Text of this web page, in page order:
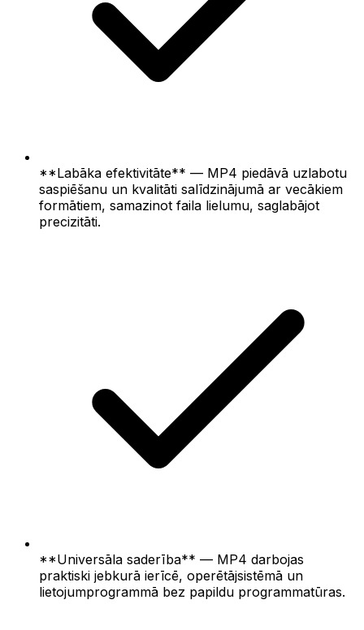
**Labāka efektivitāte** — MP4 piedāvā uzlabotu
saspiēšanu un kvalitāti salīdzinājumā ar vecākiem
formātiem, samazinot faila lielumu, saglabājot
precizitāti.
**Universāla saderība** — MP4 darbojas
praktiski jebkurā ierīcē, operētājsistēmā un
lietojumprogrammā bez papildu programmatūras.